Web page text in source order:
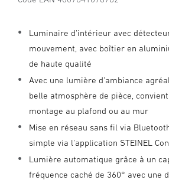
Luminaire d'intérieur avec
mouvement, avec boîtier en
de haute qualité
Avec une lumière d'ambiance
belle atmosphère de pièce,
montage au plafond ou au mur
Mise en réseau sans fil via
simple via l'application STEINEL
Lumière automatique grâce à un
fréquence caché de 360° avec une